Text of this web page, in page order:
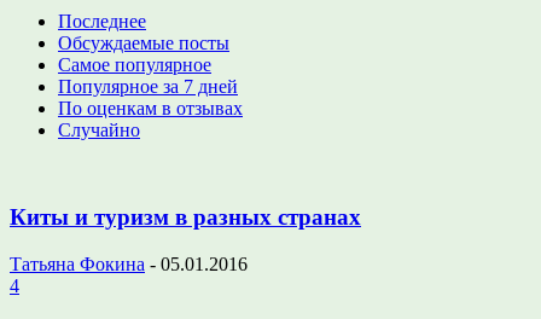
Последнее
Обсуждаемые посты
Самое популярное
Популярное за 7 дней
По оценкам в отзывах
Случайно
Киты и туризм в разных странах
Татьяна Фокина - 05.01.2016
4